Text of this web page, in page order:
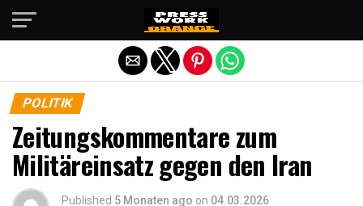
POLITIK
Zeitungskommentare zum
Militäreinsatz gegen den Iran
Published 5 Monaten ago on 04.03.2026
Die mobile Version verlassen